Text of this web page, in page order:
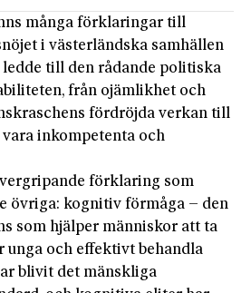
många förklaringar till
i västerländska samhällen
ledde till den rådande politiska
från ojämlikhet och
fördröjda verkan till
inkompetenta och
förklaring som
övriga: kognitiv förmåga – den
som hjälper människor att ta
unga och effektivt behandla
blivit det mänskliga